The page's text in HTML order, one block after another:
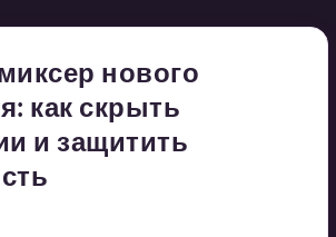
нового
как скрыть
и защитить